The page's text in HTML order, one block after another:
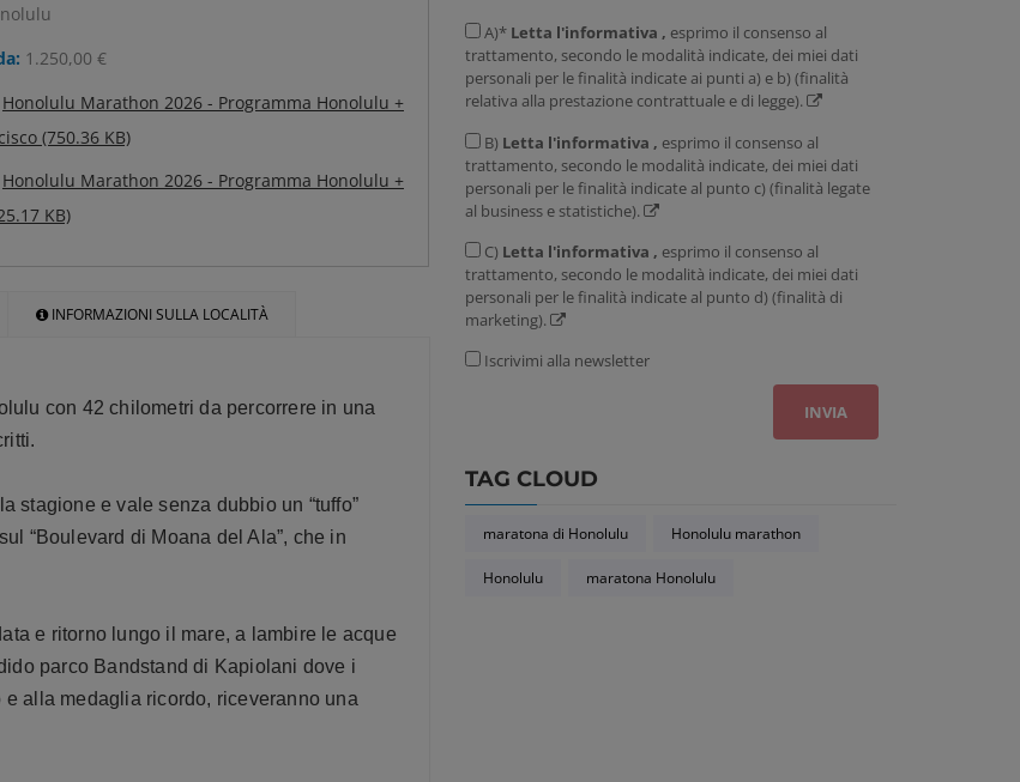
1.250,00 €
Honolulu Marathon 2026 - Programma Honolulu +
(750.36 KB)
Honolulu Marathon 2026 - Programma Honolulu +
KB)
INFORMAZIONI SULLA LOCALITÀ
con 42 chilometri da percorrere in una
stagione e vale senza dubbio un “tuffo”
“Boulevard di Moana del Ala”, che in
e ritorno lungo il mare, a lambire le acque
parco Bandstand di Kapiolani dove i
alla medaglia ricordo, riceveranno una
A)* Letta l'informativa , esprimo il consenso al
trattamento, secondo le modalità indicate, dei miei dati
personali per le finalità indicate ai punti a) e b) (finalità
relativa alla prestazione contrattuale e di legge).
B) Letta l'informativa , esprimo il consenso al
trattamento, secondo le modalità indicate, dei miei dati
personali per le finalità indicate al punto c) (finalità legate
al business e statistiche).
C) Letta l'informativa , esprimo il consenso al
trattamento, secondo le modalità indicate, dei miei dati
personali per le finalità indicate al punto d) (finalità di
marketing).
Iscrivimi alla newsletter
TAG CLOUD
maratona di Honolulu Honolulu marathon
Honolulu maratona Honolulu